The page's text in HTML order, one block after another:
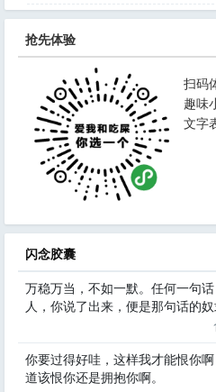
抢先体验
扫码
趣味
文字
闪念胶囊
万稳万当，不如一默。任何一句
人，你说了出来，便是那句话的奴
你要过得好哇，这样我才能恨你
道该恨你还是拥抱你啊。